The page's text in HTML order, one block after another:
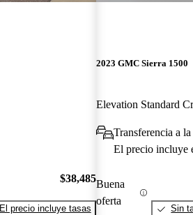
$38,485
El precio incluye tasas
2023 GMC Sierra 1500
Elevation Standard
Transferencia a
El precio incluye
Buena
oferta
Sin